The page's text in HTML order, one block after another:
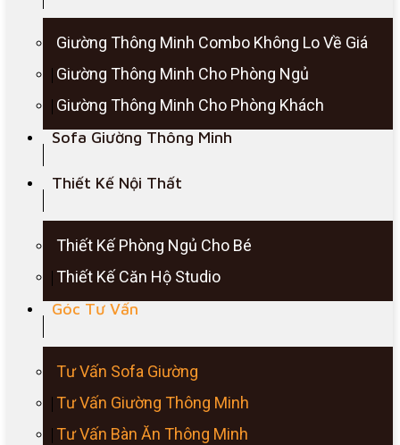
Giường Thông Minh Combo Không Lo Về Giá
Giường Thông Minh Cho Phòng Ngủ
Giường Thông Minh Cho Phòng Khách
Sofa Giường Thông Minh
Thiết Kế Nội Thất
Thiết Kế Phòng Ngủ Cho Bé
Thiết Kế Căn Hộ Studio
Góc Tư Vấn
Tư Vấn Sofa Giường
Tư Vấn Giường Thông Minh
Tư Vấn Bàn Ăn Thông Minh